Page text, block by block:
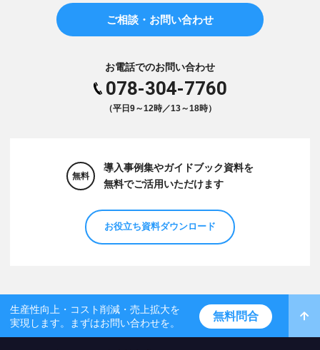
ご相談・お問い合わせ
お電話でのお問い合わせ
078-304-7760
（平日9～12時／13～18時）
無料
導入事例集やガイドブック資料を
無料でご活用いただけます
お役立ち資料ダウンロード
生産性向上・コスト削減・売上拡大を
実現します。まずはお問い合わせを。
無料問合